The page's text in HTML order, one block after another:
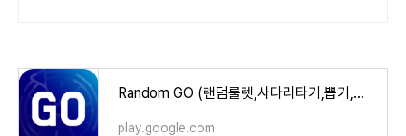
Random GO (랜덤룰렛,사다리타기,뽑기,복불복) - Google Play 앱
play.google.com